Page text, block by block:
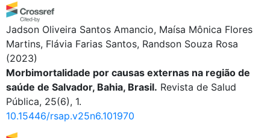
Jadson Oliveira Santos Amancio, Maísa Mônica Flores
Martins, Flávia Farias Santos, Randson Souza Rosa
(2023)
Morbimortalidade por causas externas na região de
saúde de Salvador, Bahia, Brasil. Revista de Salud
Pública, 25(6), 1.
10.15446/rsap.v25n6.101970